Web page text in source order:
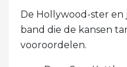
De Hollywood-ster en
band die de kansen
vooroordelen.